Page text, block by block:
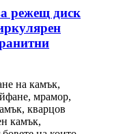
режещ диск
на камък,
мрамор,
кварцов
камък,